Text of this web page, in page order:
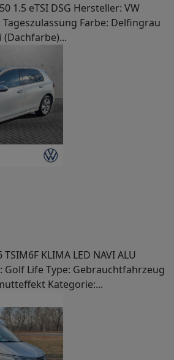
1.5 eTSI DSG Hersteller: VW
Farbe: Delfingrau
KLIMA LED NAVI ALU
Golf Life Type: Gebrauchtfahrzeug
Kategorie:...